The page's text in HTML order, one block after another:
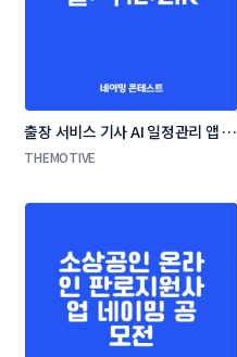
출장 서비스 기사 AI 일정관리 앱 네
이밍 콘테스트
THEMOTIVE